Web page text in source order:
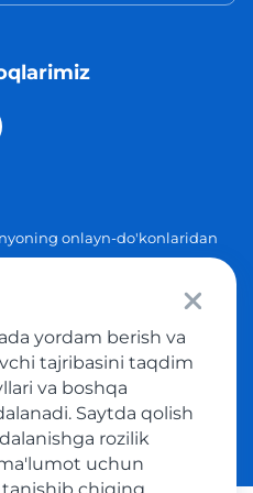
onlayn-do'konlaridan
taklif
foydalanish shartlari
yordam berish va
tajribasini taqdim
va boshqa
Saytda qolish
rozilik
uchun